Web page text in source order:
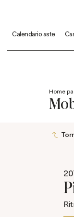
Calendario aste
Home